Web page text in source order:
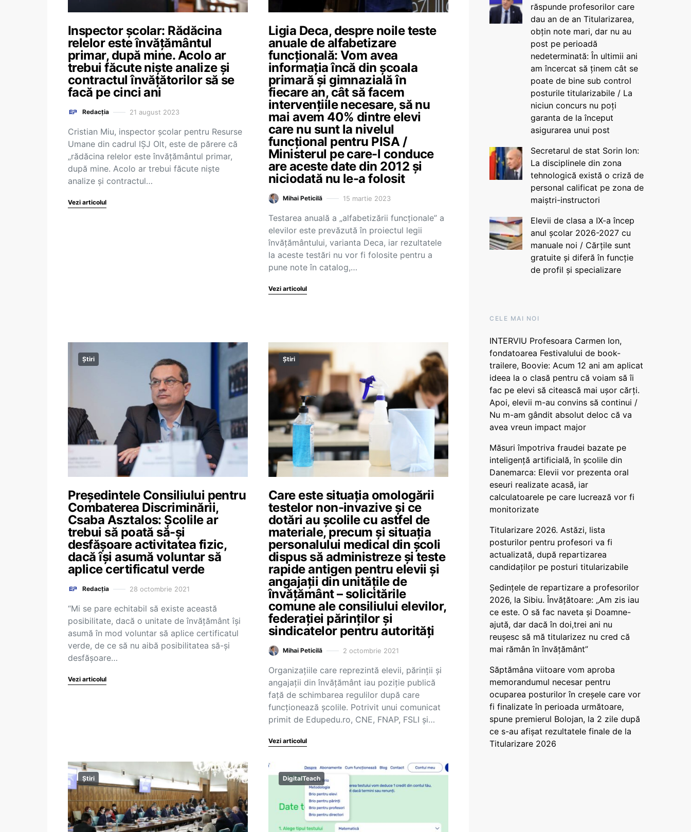
Inspector școlar: Rădăcina
relelor este învățământul
primar, după mine. Acolo ar
trebui făcute niște analize și
contractul învățătorilor să se
facă pe cinci ani
Redacția 21 august 2023
Cristian Miu, inspector școlar pentru Resurse
Umane din cadrul IȘJ Olt, este de părere că
„rădăcina relelor este învățământul primar,
după mine. Acolo ar trebui făcute niște
analize și contractul…
Vezi articolul
Ligia Deca, despre noile teste
anuale de alfabetizare
funcțională: Vom avea
informația încă din școala
primară și gimnazială în
fiecare an, cât să facem
intervențiile necesare, să nu
mai avem 40% dintre elevi
care nu sunt la nivelul
funcțional pentru PISA /
Ministerul pe care-l conduce
are aceste date din 2012 și
niciodată nu le-a folosit
Mihai Peticilă 15 martie 2023
Testarea anuală a „alfabetizării funcționale” a
elevilor este prevăzută în proiectul legii
învățământului, varianta Deca, iar rezultatele
la aceste testări nu vor fi folosite pentru a
pune note în catalog,…
Vezi articolul
Știri
Președintele Consiliului pentru
Combaterea Discriminării,
Csaba Asztalos: Școlile ar
trebui să poată să-și
desfășoare activitatea fizic,
dacă își asumă voluntar să
aplice certificatul verde
Redacția 28 octombrie 2021
“Mi se pare echitabil să existe această
posibilitate, dacă o unitate de învățământ își
asumă în mod voluntar să aplice certificatul
verde, de ce să nu aibă posibilitatea să-și
desfășoare…
Vezi articolul
Știri
Care este situația omologării
testelor non-invazive și ce
dotări au școlile cu astfel de
materiale, precum și situația
personalului medical din școli
dispus să administreze și teste
rapide antigen pentru elevii și
angajații din unitățile de
învățământ – solicitările
comune ale consiliului elevilor,
federației părinților și
sindicatelor pentru autorități
Mihai Peticilă 2 octombrie 2021
Organizațiile care reprezintă elevii, părinții și
angajații din învățământ iau poziție publică
față de schimbarea regulilor după care
funcționează școlile. Potrivit unui comunicat
primit de Edupedu.ro, CNE, FNAP, FSLI și…
Vezi articolul
Știri DigitalTeach
răspunde profesorilor care
dau an de an Titularizarea,
obțin note mari, dar nu au
post pe perioadă
nedeterminată: În ultimii ani
am încercat să ținem cât se
poate de bine sub control
posturile titularizabile / La
niciun concurs nu poți
garanta de la început
asigurarea unui post
Secretarul de stat Sorin Ion:
La disciplinele din zona
tehnologică există o criză de
personal calificat pe zona de
maiștri-instructori
Elevii de clasa a IX-a încep
anul școlar 2026-2027 cu
manuale noi / Cărțile sunt
gratuite și diferă în funcție
de profil și specializare
CELE MAI NOI
INTERVIU Profesoara Carmen Ion,
fondatoarea Festivalului de book-
trailere, Boovie: Acum 12 ani am aplicat
ideea la o clasă pentru că voiam să îi
fac pe elevi să citească mai ușor cărți.
Apoi, elevii m-au convins să continui /
Nu m-am gândit absolut deloc că va
avea vreun impact major
Măsuri împotriva fraudei bazate pe
inteligență artificială, în școlile din
Danemarca: Elevii vor prezenta oral
eseuri realizate acasă, iar
calculatoarele pe care lucrează vor fi
monitorizate
Titularizare 2026. Astăzi, lista
posturilor pentru profesori va fi
actualizată, după repartizarea
candidaților pe posturi titularizabile
Ședințele de repartizare a profesorilor
2026, la Sibiu. Învățătoare: „Am zis iau
ce este. O să fac naveta și Doamne-
ajută, dar dacă în doi,trei ani nu
reușesc să mă titularizez nu cred că
mai rămân în învățământ”
Săptămâna viitoare vom aproba
memorandumul necesar pentru
ocuparea posturilor în creșele care vor
fi finalizate în perioada următoare,
spune premierul Bolojan, la 2 zile după
ce s-au afișat rezultatele finale de la
Titularizare 2026